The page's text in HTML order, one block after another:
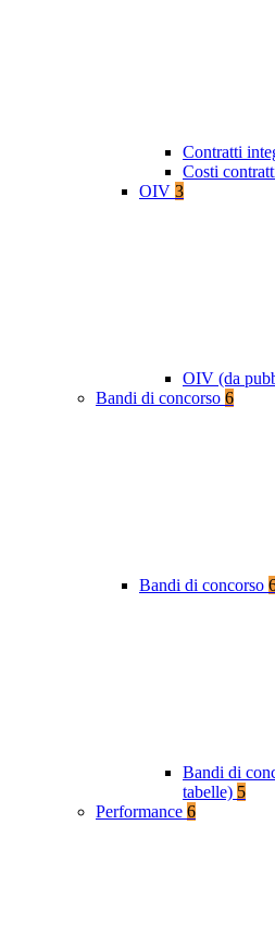
Contratti
Costi
OIV 3
OIV (da
Bandi di concorso 6
Bandi di concorso
Bandi di
tabelle) 5
Performance 6